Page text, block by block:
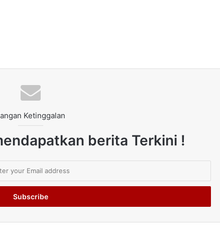
Ketinggalan
berita Terkini !